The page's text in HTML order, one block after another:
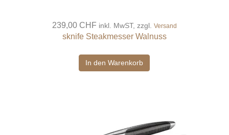
239,00 CHF inkl. MwST, zzgl. Versand
sknife Steakmesser Walnuss
In den Warenkorb